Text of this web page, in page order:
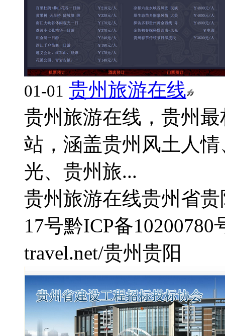
01-01 贵州旅游在线
贵州旅游在线，贵州
站，涵盖贵州风土人
光、贵州旅...
贵州旅游在线贵州省
17号黔ICP备10200780
travel.net/贵州贵阳